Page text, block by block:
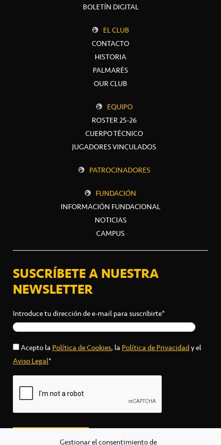
Gestionar el consentimiento de
BOLETÍN DIGITAL
EL CLUB
CONTACTO
HISTORIA
PALMARÉS
OUR CLUB
EQUIPO
ROSTER 25-26
CUERPO TÉCNICO
JUGADORES VINCULADOS
PATROCINADORES
FUNDACIÓN
INFORMACIÓN FUNDACIONAL
NOTICIAS
CAMPUS
SUSCRÍBETE A NUESTRA
NEWSLETTER
Introduce tu dirección de e-mail para suscribirte*
Acepto laPolítica de Cookies, laPolítica de Privacidady el
Aviso Legal*